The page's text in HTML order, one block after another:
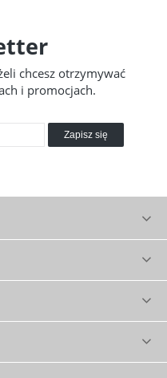
chcesz otrzymywać
i promocjach.
Zapisz się